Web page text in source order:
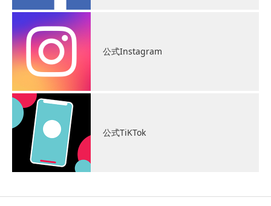
公式Instagram
公式TiKTok